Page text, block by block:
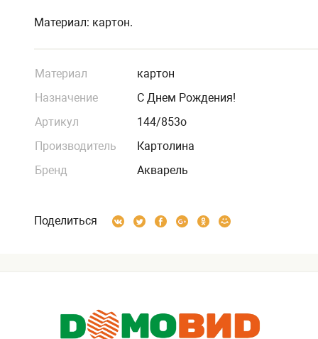
Материал: картон.
Материал
картон
Назначение
С Днем Рождения!
Артикул
144/853о
Производитель
Картолина
Бренд
Акварель
Поделиться